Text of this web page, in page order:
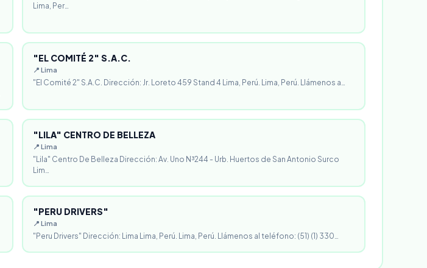
Lima, Per…
"EL COMITÉ 2" S.A.C.
📍 Lima
"El Comité 2" S.A.C. Dirección: Jr. Loreto 459 Stand 4 Lima, Perú. Lima, Perú. Llámenos a…
"LILA" CENTRO DE BELLEZA
📍 Lima
"Lila" Centro De Belleza Dirección: Av. Uno N³244 - Urb. Huertos de San Antonio Surco
Lim…
"PERU DRIVERS"
📍 Lima
"Peru Drivers" Dirección: Lima Lima, Perú. Lima, Perú. Llámenos al teléfono: (51) (1) 330…